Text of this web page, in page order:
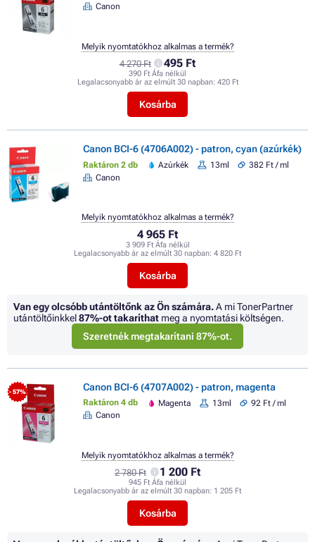
Canon
4 270 Ft 495 Ft
390 Ft Áfa nélkül
Legalacsonyabb ár az elmúlt 30 napban: 420 Ft
Kosárba
Melyik nyomtatókhoz alkalmas a termék?
Canon BCI-6 (4706A002) - patron, cyan (azúrkék)
Raktáron 2 db Azúrkék 13ml
382 Ft / ml
Canon
4 965 Ft
3 909 Ft Áfa nélkül
Legalacsonyabb ár az elmúlt 30 napban: 4 820 Ft
Kosárba
Melyik nyomtatókhoz alkalmas a termék?
Van egy olcsóbb utántöltőnk az Ön számára.A mi TonerPartner
utántöltőinkkel87%-ot takaríthat meg a nyomtatási költségen.
Szeretnék megtakarítani 87%-ot.
- 57% Canon BCI-6 (4707A002) - patron, magenta
Raktáron 4 db Magenta 13ml
92 Ft / ml
Canon
2 780 Ft 1 200 Ft
945 Ft Áfa nélkül
Legalacsonyabb ár az elmúlt 30 napban: 1 205 Ft
Kosárba
Melyik nyomtatókhoz alkalmas a termék?